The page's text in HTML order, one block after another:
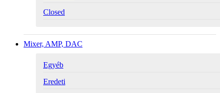
Closed
Mixer, AMP, DAC
Egyéb
Eredeti